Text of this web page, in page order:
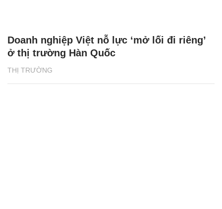
THỊ TRƯỜNG
Doanh nghiệp Việt nỗ lực ‘mở lối đi riêng’
ở thị trường Hàn Quốc